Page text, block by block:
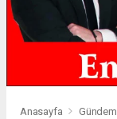
Anasayfa Gündem